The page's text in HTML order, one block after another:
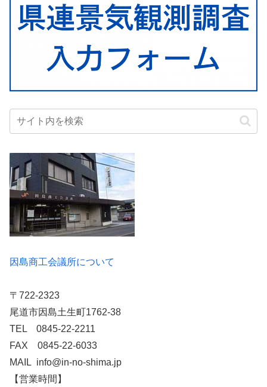
因島商工会議所について
〒722-2323
尾道市因島土生町1762-38
TEL 0845-22-2211
FAX 0845-22-6033
MAIL info@in-no-shima.jp
【営業時間】